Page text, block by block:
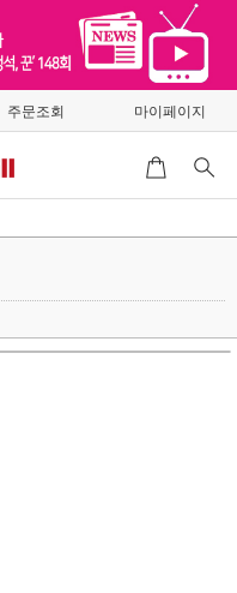
주문조회 마이페이지